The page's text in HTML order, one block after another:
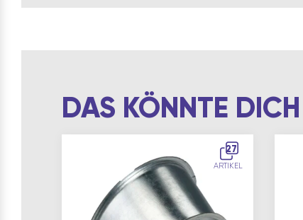
DAS KÖNNTE
27
ARTIKEL